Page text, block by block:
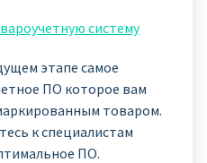
систему
этапе самое
ПО которое вам
товаром.
к специалистам
ПО.